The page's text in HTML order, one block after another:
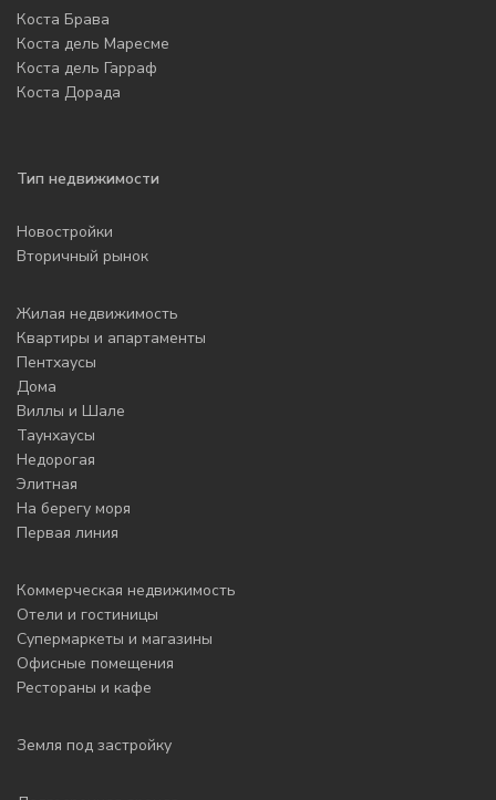
Коста Брава
Коста дель Маресме
Коста дель Гарраф
Коста Дорада
Тип недвижимости
Новостройки
Вторичный рынок
Жилая недвижимость
Квартиры и апартаменты
Пентхаусы
Дома
Виллы и Шале
Таунхаусы
Недорогая
Элитная
На берегу моря
Первая линия
Коммерческая недвижимость
Отели и гостиницы
Супермаркеты и магазины
Офисные помещения
Рестораны и кафе
Земля под застройку